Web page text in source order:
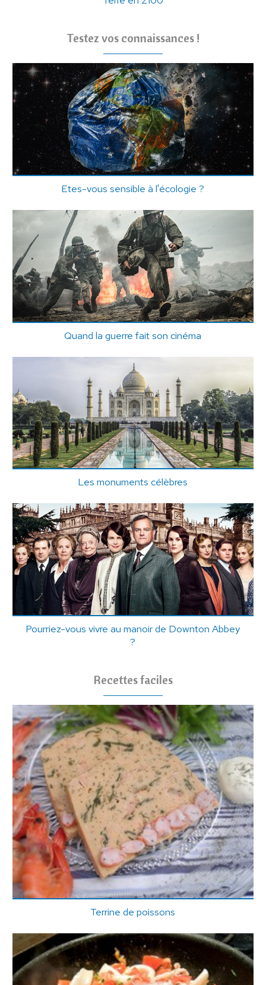
Testez vos connaissances !
Etes-vous sensible à l'écologie ?
Quand la guerre fait son cinéma
Les monuments célèbres
Pourriez-vous vivre au manoir de Downton Abbey
?
Recettes faciles
Terrine de poissons